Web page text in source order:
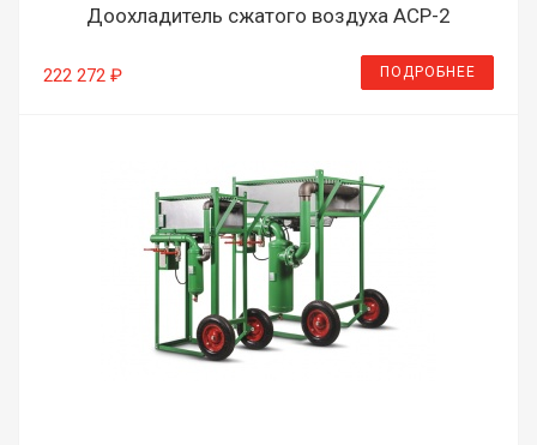
Доохладитель сжатого воздуха ACP-2
222 272 ₽ ПОДРОБНЕЕ